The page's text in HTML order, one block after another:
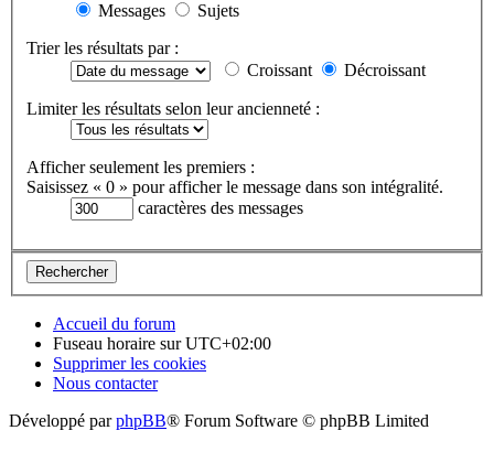
Messages
Sujets
Trier les résultats par :
Croissant
Décroissant
Limiter les résultats selon leur ancienneté :
Afficher seulement les premiers :
Saisissez « 0 » pour afficher le message dans son intégralité.
caractères des messages
Accueil du forum
Fuseau horaire surUTC+02:00
Supprimer les cookies
Nous contacter
Développé parphpBB® Forum Software © phpBB Limited